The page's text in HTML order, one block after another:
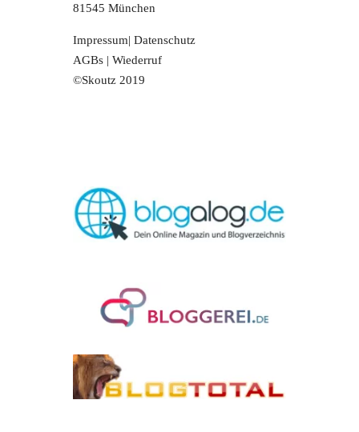
81545 München
Impressum|Datenschutz
AGBs |Wiederruf
©Skoutz 2019